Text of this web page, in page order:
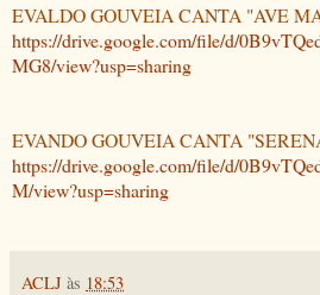
EVALDO GOUVEIA CANTA "AVE
https://drive.google.com/file/d/
MG8/view?usp=sharing
EVANDO GOUVEIA CANTA
https://drive.google.com/file/d/
M/view?usp=sharing
ACLJ às 18:53